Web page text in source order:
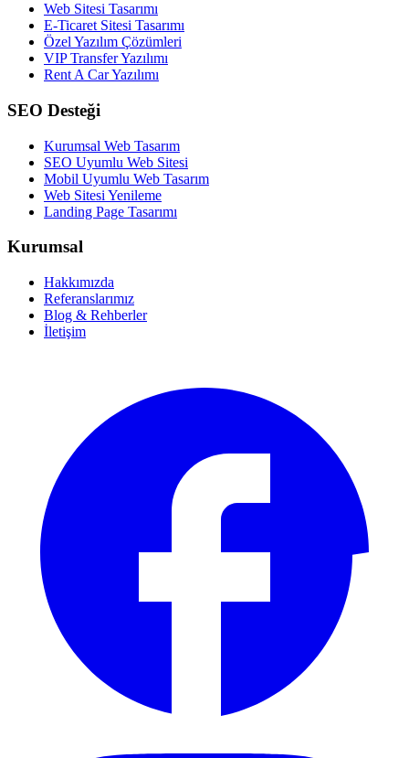
Web Sitesi Tasarımı
E-Ticaret Sitesi Tasarımı
Özel Yazılım Çözümleri
VIP Transfer Yazılımı
Rent A Car Yazılımı
SEO Desteği
Kurumsal Web Tasarım
SEO Uyumlu Web Sitesi
Mobil Uyumlu Web Tasarım
Web Sitesi Yenileme
Landing Page Tasarımı
Kurumsal
Hakkımızda
Referanslarımız
Blog & Rehberler
İletişim